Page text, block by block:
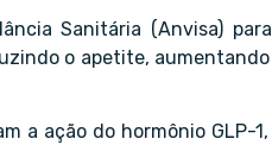
Sanitária (Anvisa)
o apetite,
a ação do hormônio GLP-